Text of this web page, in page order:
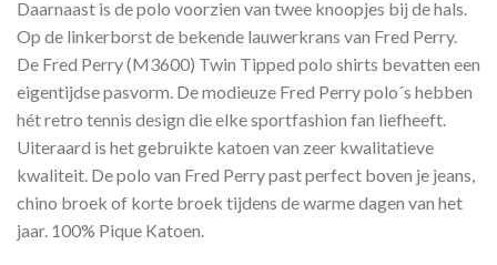
Daarnaast is de polo voorzien van twee knoopjes bij de hals.
Op de linkerborst de bekende lauwerkrans van Fred Perry.
De Fred Perry (M3600) Twin Tipped polo shirts bevatten een
eigentijdse pasvorm. De modieuze Fred Perry polo´s hebben
hét retro tennis design die elke sportfashion fan liefheeft.
Uiteraard is het gebruikte katoen van zeer kwalitatieve
kwaliteit. De polo van Fred Perry past perfect boven je jeans,
chino broek of korte broek tijdens de warme dagen van het
jaar. 100% Pique Katoen.